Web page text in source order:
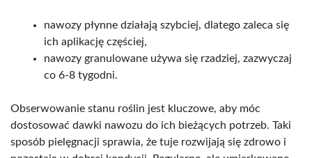
nawozy płynne działają szybciej, dlatego zaleca się
ich aplikację częściej,
nawozy granulowane używa się rzadziej, zazwyczaj
co 6-8 tygodni.
Obserwowanie stanu roślin jest kluczowe, aby móc
dostosować dawki nawozu do ich bieżących potrzeb. Taki
sposób pielęgnacji sprawia, że tuje rozwijają się zdrowo i